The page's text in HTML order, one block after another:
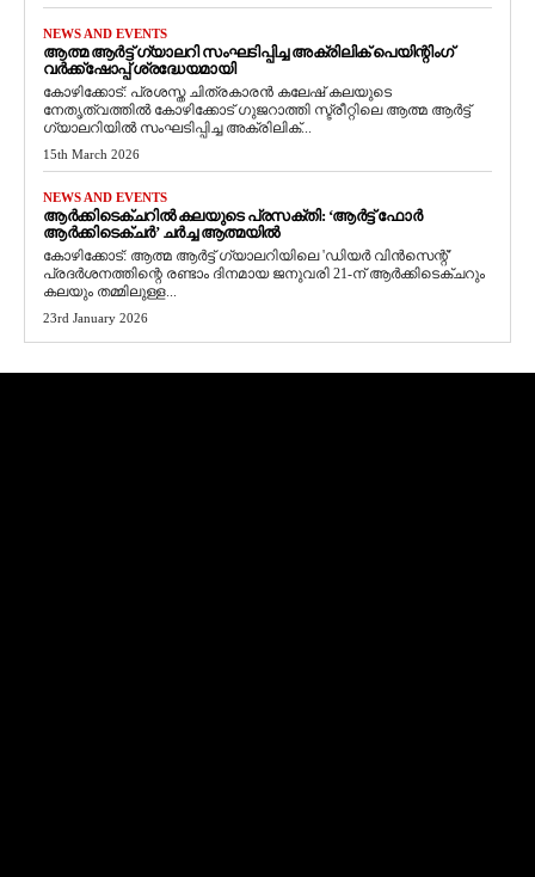
NEWS AND EVENTS
ആത്മ ആർട്ട് ഗ്യാലറി സംഘടിപ്പിച്ച അക്രിലിക് പെയിന്റിംഗ്
വർക്ക്‌ഷോപ്പ് ശ്രദ്ധേയമായി
കോഴിക്കോട്: പ്രശസ്ത ചിത്രകാരൻ കലേഷ് കലയുടെ
നേതൃത്വത്തിൽ കോഴിക്കോട് ഗുജറാത്തി സ്ട്രീറ്റിലെ ആത്മ ആർട്ട്
ഗ്യാലറിയിൽ സംഘടിപ്പിച്ച അക്രിലിക്...
15th March 2026
NEWS AND EVENTS
ആർക്കിടെക്ചറിൽ കലയുടെ പ്രസക്തി: ‘ആർട്ട് ഫോർ
ആർക്കിടെക്ചർ’ ചർച്ച ആത്മയിൽ
​കോഴിക്കോട്: ആത്മ ആർട്ട് ഗ്യാലറിയിലെ 'ഡിയർ വിൻസെന്റ്'
പ്രദർശനത്തിന്റെ രണ്ടാം ദിനമായ ജനുവരി 21-ന് ആർക്കിടെക്ചറും
കലയും തമ്മിലുള്ള...
23rd January 2026